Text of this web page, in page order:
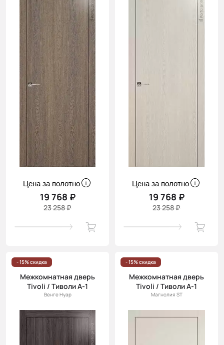
Цена за полотно
19 768 ₽
23 258 ₽
Цена за полотно
19 768 ₽
23 258 ₽
- 15% скидка
Межкомнатная дверь
Tivoli / Тиволи А-1
Венге Нуар
- 15% скидка
Межкомнатная дверь
Tivoli / Тиволи А-1
Магнолия ST